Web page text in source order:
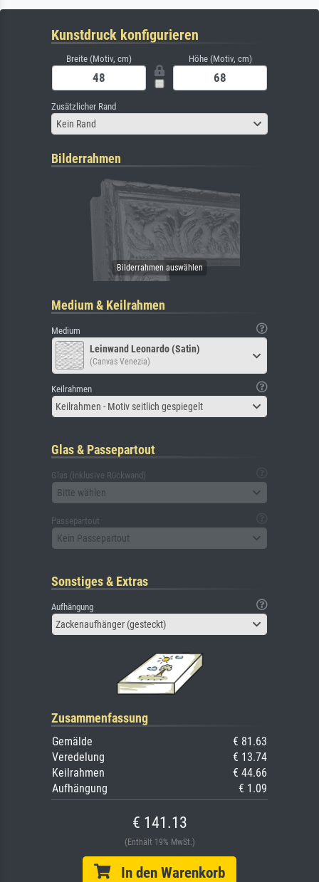
Kunstdruck konfigurieren
Breite (Motiv, cm) Höhe (Motiv, cm)
Zusätzlicher Rand
Kein Rand
Bilderrahmen
Medium & Keilrahmen
Medium
Leinwand Leonardo (Satin)
(Canvas Venezia)
Keilrahmen
Keilrahmen - Motiv seitlich gespiegelt
Glas & Passepartout
Glas (inklusive Rückwand)
Bitte wählen
Passepartout
Kein Passepartout
Sonstiges & Extras
Aufhängung
Zackenaufhänger (gesteckt)
Zusammenfassung
Gemälde
€ 81.63
Veredelung
€ 13.74
Keilrahmen
€ 44.66
Aufhängung
€ 1.09
€ 141.13
(Enthält 19% MwSt.)
In den Warenkorb